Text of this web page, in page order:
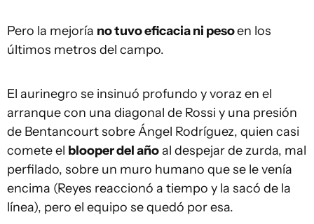
Pero la mejoría no tuvo eficacia ni pesoen los
últimos metros del campo.
El aurinegro se insinuó profundo y voraz en el
arranque con una diagonal de Rossi y una presión
de Bentancourt sobre Ángel Rodríguez, quien casi
comete el blooper del añoal despejar de zurda, mal
perfilado, sobre un muro humano que se le venía
encima (Reyes reaccionó a tiempo y la sacó de la
línea), pero el equipo se quedó por esa.